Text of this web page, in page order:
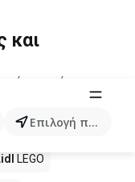
προϊόντων...
Επιλογή πόλης
και
τον όρο.
LEGO